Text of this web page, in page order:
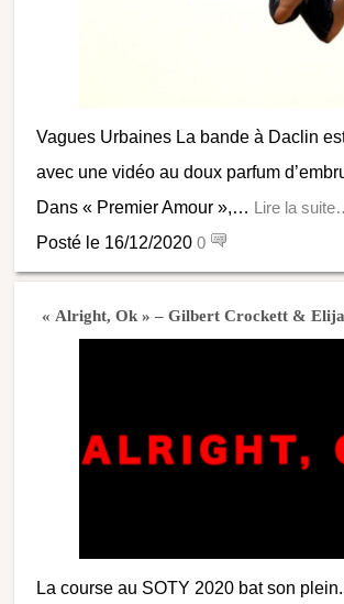
Vagues Urbaines La bande à Daclin
avec une vidéo au doux parfum
Dans « Premier Amour »,… Lire la
Posté le 16/12/2020 0
« Alright, Ok » – Gilbert Crockett &
La course au SOTY 2020 bat son